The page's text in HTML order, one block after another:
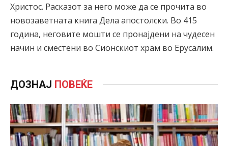
Христос. Расказот за него може да се прочита во
новозаветната книга Дела апостолски. Во 415
година, неговите мошти се пронајдени на чудесен
начин и сместени во Сионскиот храм во Ерусалим.
ДОЗНАЈ ПОВЕЌЕ